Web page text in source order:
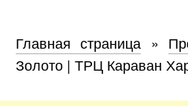
Главная страница »
Золото | ТРЦ Караван